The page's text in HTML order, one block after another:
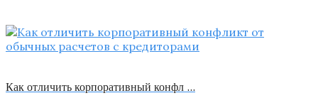
Как отличить корпоративный конфл …